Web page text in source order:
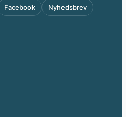
Facebook Nyhedsbrev